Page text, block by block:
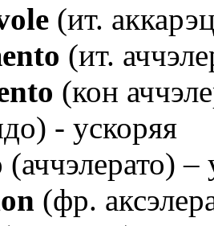
(ит.
(ит.
(кон
- ускоряя
(аччэлерато) –
(фр.